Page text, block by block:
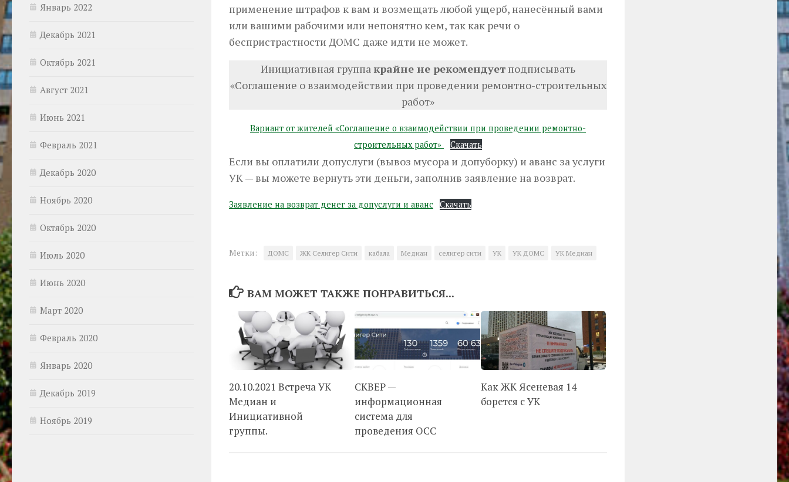
применение штрафов к вам и возмещать любой ущерб, нанесённый вами
или вашими рабочими или непонятно кем, так как речи о
беспристрастности ДОМС даже идти не может.
Инициативная группа крайне не рекомендует подписывать
«Соглашение о взаимодействии при проведении ремонтно-строительных
работ»
Вариант от жителей «Соглашение о взаимодействии при проведении ремонтно-
строительных работ»
Скачать
Если вы оплатили допуслуги (вывоз мусора и допуборку) и аванс за услуги
УК — вы можете вернуть эти деньги, заполнив заявление на возврат.
Заявление на возврат денег за допуслуги и аванс Скачать
Метки: ДОМС ЖК Селигер Сити кабала Медиан селигер сити УК УК ДОМС УК Медиан
ВАМ МОЖЕТ ТАКЖЕ ПОНРАВИТЬСЯ...
20.10.2021 Встреча УК
Медиан и
Инициативной
группы.
СКВЕР —
информационная
система для
проведения ОСС
Как ЖК Ясеневая 14
борется с УК
Январь 2022
Декабрь 2021
Октябрь 2021
Август 2021
Июнь 2021
Февраль 2021
Декабрь 2020
Ноябрь 2020
Октябрь 2020
Июль 2020
Июнь 2020
Март 2020
Февраль 2020
Январь 2020
Декабрь 2019
Ноябрь 2019